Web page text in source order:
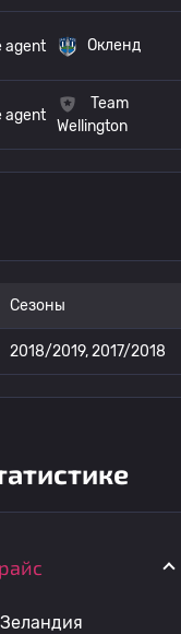
agent Окленд
agent
Team
Wellington
Сезоны
2018/2019, 2017/2018